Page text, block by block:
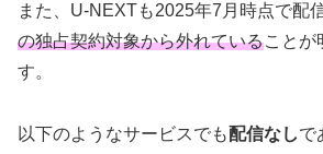
また、U-NEXTも2025年7月時点で配
の独占契約対象から外れていることが
す。
以下のようなサービスでも配信なしで